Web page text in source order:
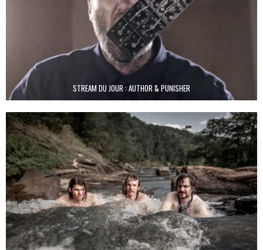
STREAM DU JOUR : AUTHOR & PUNISHER